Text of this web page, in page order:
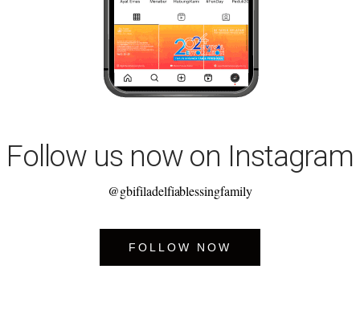
Follow us now on Instagram
@gbifiladelfiablessingfamily
FOLLOW NOW